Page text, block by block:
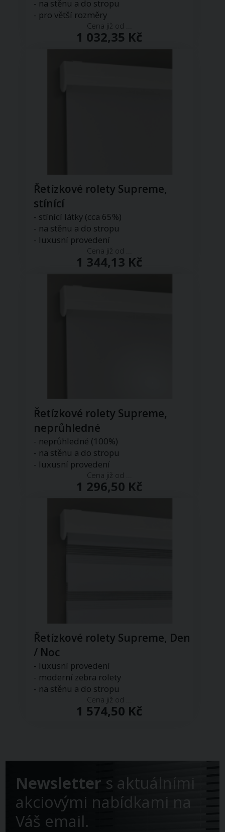
- na stěnu a do stropu
- pro větší rozměry
Cena již od ...
1 032,35 Kč
Řetízkové rolety Supreme,
stínící
- stínící látky (cca 65%)
- na stěnu a do stropu
- luxusní provedení
Cena již od ...
1 344,13 Kč
Řetízkové rolety Supreme,
neprůhledné
- neprůhledné (100%)
- na stěnu a do stropu
- luxusní provedení
Cena již od ...
1 296,50 Kč
Řetízkové rolety Supreme, Den
/ Noc
- luxusní provedení
- moderní zebra rolety
- na stěnu a do stropu
Cena již od ...
1 574,50 Kč
Newsletter s aktuálními
akciovými nabídkami na
Váš email.